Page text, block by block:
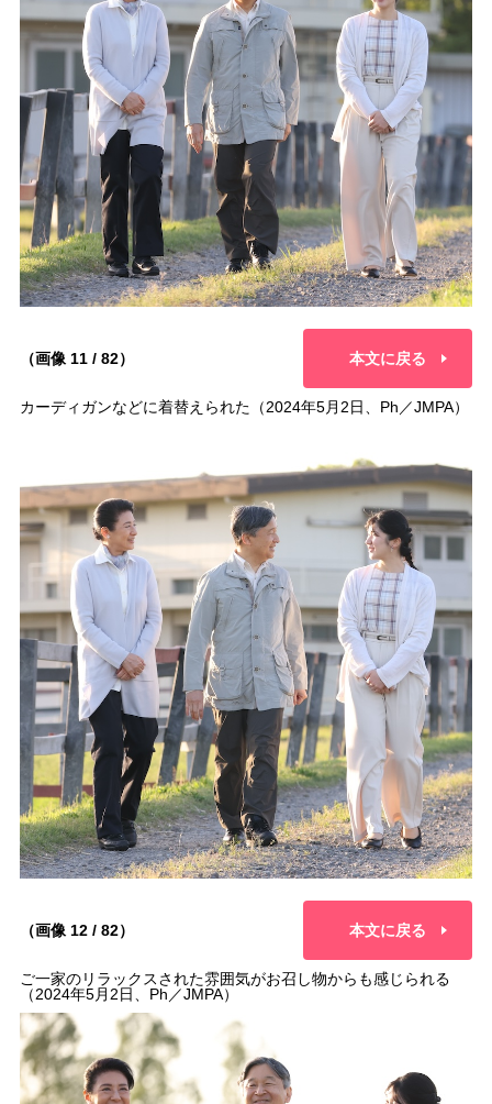
（画像 11 / 82） 本文に戻る
カーディガンなどに着替えられた（2024年5月2日、Ph／JMPA）
（画像 12 / 82） 本文に戻る
ご一家のリラックスされた雰囲気がお召し物からも感じられる
（2024年5月2日、Ph／JMPA）